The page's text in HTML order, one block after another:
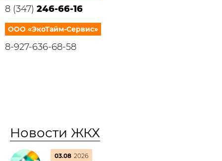
8 (347) 246-66-16
ООО «ЭкоТайм-Сервис»
8-927-636-68-58
Новости ЖКХ
03.08 2026